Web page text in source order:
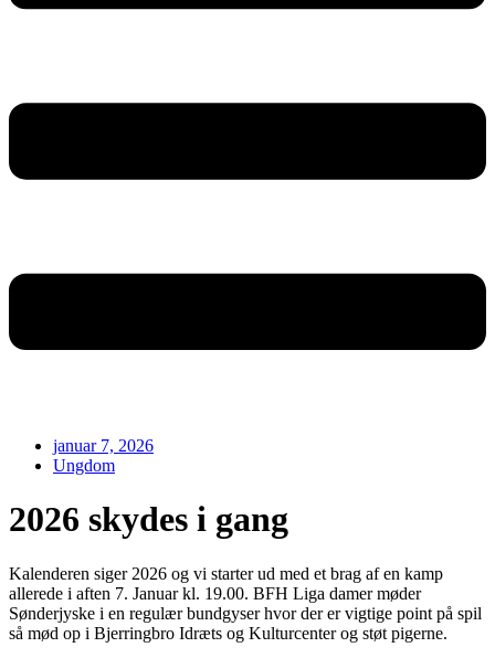
januar 7, 2026
Ungdom
2026 skydes i gang
Kalenderen siger 2026 og vi starter ud med et brag af en kamp
allerede i aften 7. Januar kl. 19.00. BFH Liga damer møder
Sønderjyske i en regulær bundgyser hvor der er vigtige point på spil
så mød op i Bjerringbro Idræts og Kulturcenter og støt pigerne.